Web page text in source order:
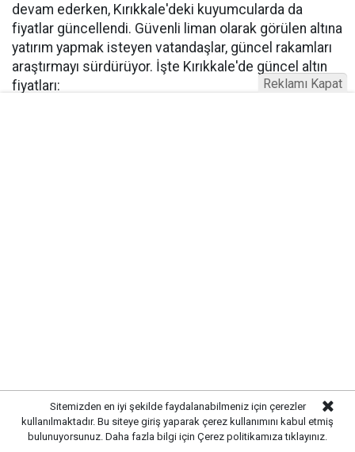
devam ederken, Kırıkkale'deki kuyumcularda da
fiyatlar güncellendi. Güvenli liman olarak görülen altına
yatırım yapmak isteyen vatandaşlar, güncel rakamları
araştırmayı sürdürüyor. İşte Kırıkkale'de güncel altın
fiyatları:
Sitemizden en iyi şekilde faydalanabilmeniz için çerezler
kullanılmaktadır. Bu siteye giriş yaparak çerez kullanımını kabul etmiş
bulunuyorsunuz. Daha fazla bilgi için Çerez politikamıza tıklayınız.
Reklamı Kapat